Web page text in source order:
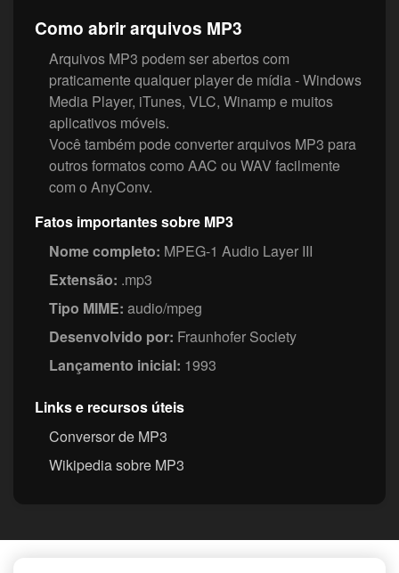
Como abrir arquivos MP3
Arquivos MP3 podem ser abertos com
praticamente qualquer player de mídia - Windows
Media Player, iTunes, VLC, Winamp e muitos
aplicativos móveis.
Você também pode converter arquivos MP3 para
outros formatos como AAC ou WAV facilmente
com o AnyConv.
Fatos importantes sobre MP3
Nome completo: MPEG-1 Audio Layer III
Extensão: .mp3
Tipo MIME: audio/mpeg
Desenvolvido por: Fraunhofer Society
Lançamento inicial: 1993
Links e recursos úteis
Conversor de MP3
Wikipedia sobre MP3